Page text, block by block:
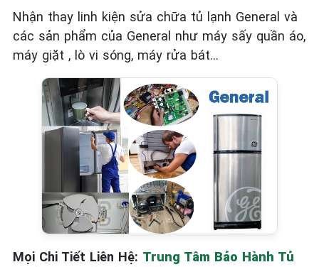
Nhận thay linh kiện sửa chữa tủ lạnh General và
các sản phẩm của General như máy sấy quần áo,
máy giặt , lò vi sóng, máy rửa bát…
Mọi Chi Tiết Liên Hệ: Trung Tâm Bảo Hành Tủ